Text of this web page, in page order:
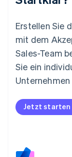
Erstellen Sie
mit dem
Sales-Team
Sie ein
Jetzt starten
Mexiko
Neuseeland
English
Niederlande
Nederlands
Norwegen
Österreich
DeutschEnglish
Português